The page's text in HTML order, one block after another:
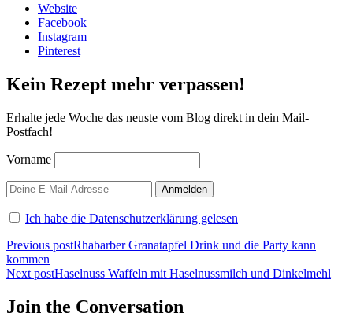
Website
Facebook
Instagram
Pinterest
Kein Rezept mehr verpassen!
Erhalte jede Woche das neuste vom Blog direkt in dein Mail-
Postfach!
Vorname
Ich habe die Datenschutzerklärung gelesen
Beitragsnavigation
Previous postRhabarber Granatapfel Drink und die Party kann
kommen
Next postHaselnuss Waffeln mit Haselnussmilch und Dinkelmehl
Join the Conversation